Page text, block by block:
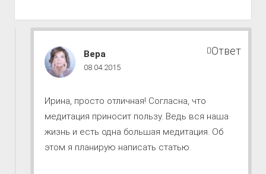
Путь
к
комментарии
Вера
08.04.2015
Ирина, просто отличная! Согласна, что
медитация приносит пользу. Ведь вся наша
жизнь и есть одна большая медитация. Об
этом я планирую написать статью.
Ответ